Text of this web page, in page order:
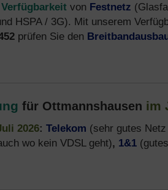
von Festnetz
HSPA / 3G). Mit unserem
prüfen Sie den
für Ottmannshausen im
2026: Telekom (sehr gutes
wo kein VDSL geht), 1&1